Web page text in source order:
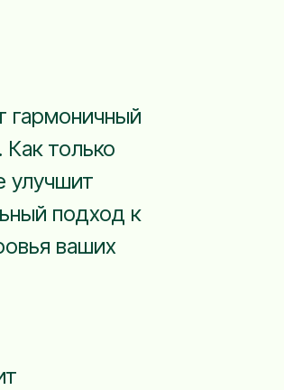
гармоничный
только
улучшит
подход к
ваших